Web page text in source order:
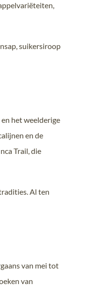
suikersiroop
het weelderige
en de
Trail, die
Al ten
van mei tot
van